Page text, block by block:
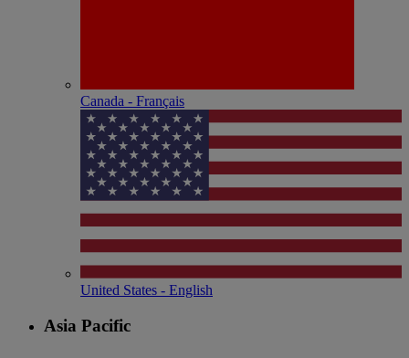
Canada - Français
United States - English
Asia Pacific